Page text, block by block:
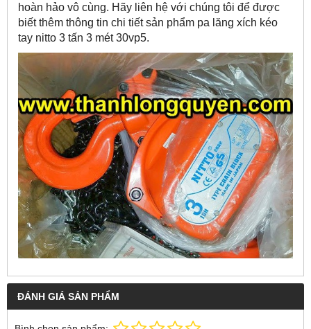
hoàn hảo vô cùng. Hãy liên hệ với chúng tôi để được
biết thêm thông tin chi tiết sản phẩm pa lăng xích kéo
tay nitto 3 tấn 3 mét 30vp5.
ĐÁNH GIÁ SẢN PHẨM